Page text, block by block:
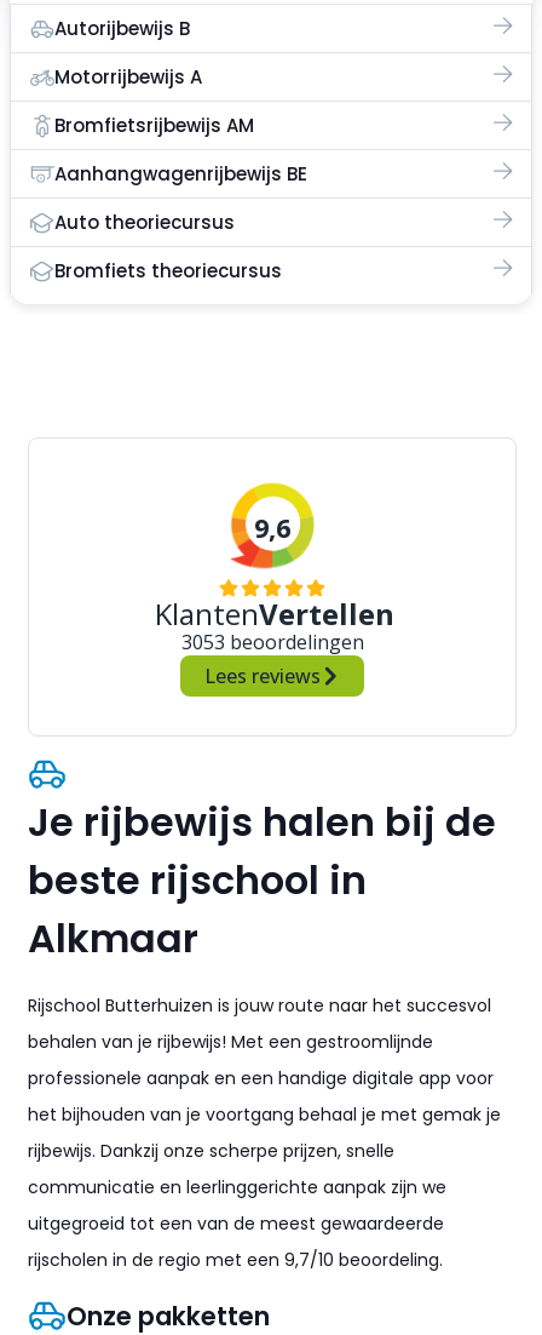
Autorijbewijs B
Motorrijbewijs A
Bromfietsrijbewijs AM
Aanhangwagenrijbewijs BE
Auto theoriecursus
Bromfiets theoriecursus
9,6
KlantenVertellen
3053 beoordelingen
Lees reviews
Je rijbewijs halen bij de
beste rijschool in
Alkmaar
Rijschool Butterhuizen is jouw route naar het succesvol
behalen van je rijbewijs! Met een gestroomlijnde
professionele aanpak en een handige digitale app voor
het bijhouden van je voortgang behaal je met gemak je
rijbewijs. Dankzij onze scherpe prijzen, snelle
communicatie en leerlinggerichte aanpak zijn we
uitgegroeid tot een van de meest gewaardeerde
rijscholen in de regio met een 9,7/10 beoordeling.
Onze pakketten